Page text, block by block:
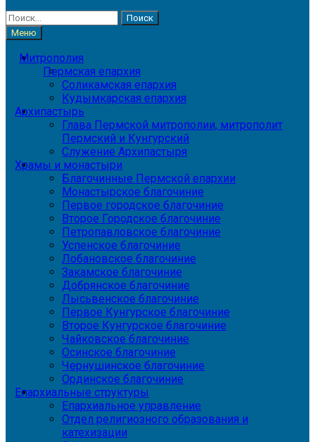
Найти:
Меню
Митрополия
Пермская епархия
Соликамская епархия
Кудымкарская епархия
Архипастырь
Глава Пермской митрополии, митрополит
Пермский и Кунгурский
Служение Архипастыря
Храмы и монастыри
Благочинные Пермской епархии
Монастырское благочиние
Первое городское благочиние
Второе Городское благочиние
Петропавловское благочиние
Успенское благочиние
Лобановское благочиние
Закамское благочиние
Добрянское благочиние
Лысьвенское благочиние
Первое Кунгурское благочиние
Второе Кунгурское благочиние
Чайковское благочиние
Осинское благочиние
Чернушинское благочиние
Ординское благочиние
Епархиальные структуры
Епархиальное управление
Отдел религиозного образования и
катехизации